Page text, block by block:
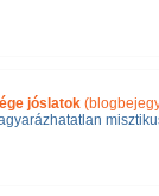
jóslatok